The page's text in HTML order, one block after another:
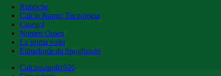
Rubriche
Calcio &amp; Tecnologia
Cinegol
Nomen Omen
La prima volta
Etimologie da Spogliatoio
Calcionapoli1926